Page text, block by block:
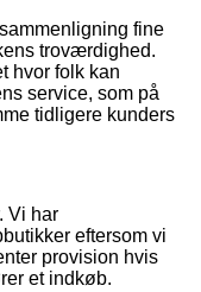
fine
troværdighed.
hvor folk kan
service, som på
tidligere kunders
Vi har
eftersom vi
provision hvis
et indkøb.